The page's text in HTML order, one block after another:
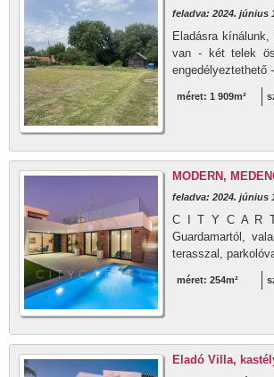
feladva: 2024. június
Eladásra
van - két telek
engedélyeztethető
méret: 1 909m²
MODERN,
feladva: 2024. június
C I T Y C A R T
Guardamartól,
terasszal,
méret: 254m²
Eladó Villa,